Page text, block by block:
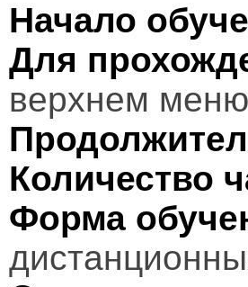
Начало
Для
верхнем
Количество
Форма